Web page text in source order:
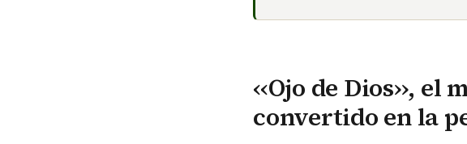
‹‹Ojo de Dios››,
convertido en la